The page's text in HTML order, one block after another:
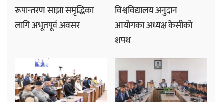
रूपान्तरण साझा समृद्धिका
लागि अभूतपूर्व अवसर
विश्वविद्यालय अनुदान
आयोगका अध्यक्ष केसीको
शपथ